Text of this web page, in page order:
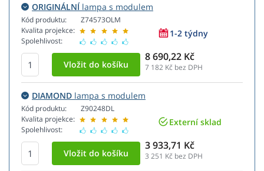
ORIGINÁLNÍlampa s modulem
Kód produktu:
Kvalita projekce:
Spolehlivost:
Z74573OLM
1-2 týdny
8 690,22 Kč
7 182 Kč bez DPH
DIAMOND lampa s modulem
Kód produktu:
Kvalita projekce:
Spolehlivost:
Z90248DL
Externí sklad
3 933,71 Kč
3 251 Kč bez DPH